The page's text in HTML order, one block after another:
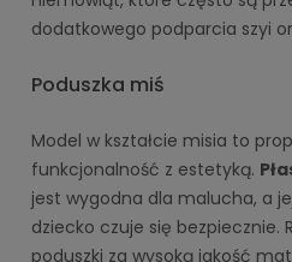
dodatkowego podparcia szyi
Poduszka miś
Model w kształcie misia to
funkcjonalność z estetyką.
jest wygodna dla malucha, a
dziecko czuje się bezpiecznie.
poduszki za wysoką jakość